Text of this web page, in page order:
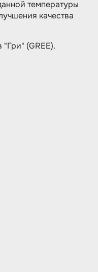
температуры
качества
(GREE).